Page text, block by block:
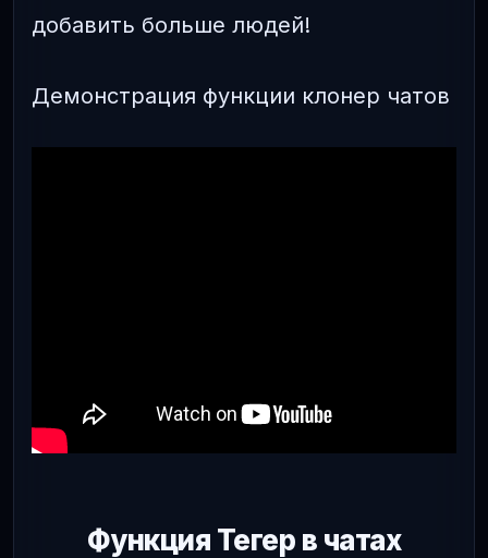
добавить больше людей!
Демонстрация функции клонер чатов
Функция Тегер в чатах